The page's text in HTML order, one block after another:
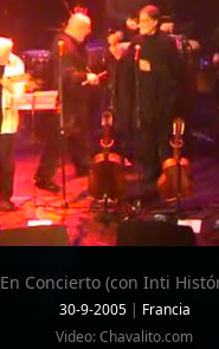
En Concierto (con Inti
30-9-2005 | Francia
Video: Chavalito.com